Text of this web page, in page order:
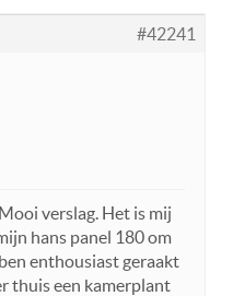
#42241
verslag. Het is mij
hans panel 180 om
enthousiast geraakt
thuis een kamerplant